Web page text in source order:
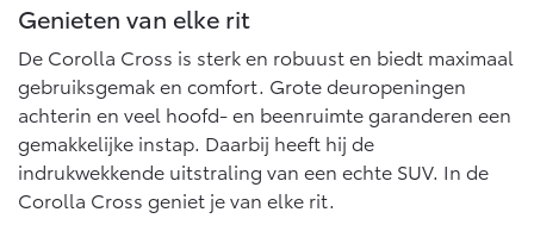
Proace (excl. BTW)
OOK ALS BATTERIJ-
ELEKTRISCH
Proace Verso
BATTERIJ-ELEKTRISCH
Genieten van elke rit
De Corolla Cross is sterk en robuust en biedt maximaal
gebruiksgemak en comfort. Grote deuropeningen
achterin en veel hoofd- en beenruimte garanderen een
gemakkelijke instap. Daarbij heeft hij de
indrukwekkende uitstraling van een echte SUV. In de
Corolla Cross geniet je van elke rit.